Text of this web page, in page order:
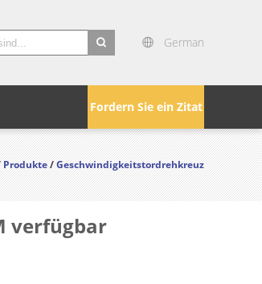
German
Fordern Sie ein Zitat
Produkte/Geschwindigkeitstordrehkreuz
verfügbar